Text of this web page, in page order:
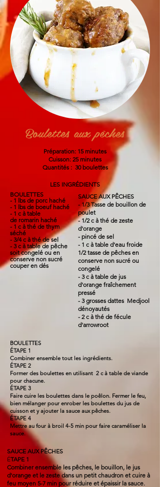
Boulettes aux pêches
LES INGRÉDIENTS
BOULETTES
ÉTAPE 1
Combiner ensemble tout les ingrédients.
ÉTAPE 2
Former des boulettes en utilisant 2 c à table de viande
pour chacune.
ÉTAPE 3
Faire cuire les boulettes dans le poêlon. Fermer le feu,
bien mélanger pour enrober les boulettes du jus de
cuisson et y ajouter la sauce aux pêches.
ÉTAPE 4
Mettre au four à broil 4-5 min pour faire caraméliser la
sauce.
Préparation: 15 minutes
Cuisson: 25 minutes
Quantités : 30 boulettes
BOULETTES
- 1 lbs de porc haché
- 1 lbs de boeuf haché
- 1 c à table
de romarin haché
- 1 c à thé de thym
séché
- 3/4 c à thé de sel
- 3 c à table de pêche
soit congelé ou en
conserve non sucré
couper en dés
SAUCE AUX PÊCHES
- 1/3 Tasse de bouillon de
poulet
- 1/2 c à thé de zeste
d'orange
- pincé de sel
- 1 c à table d'eau froide
1/2 tasse de pêches en
conserve non sucré ou
congelé
- 3 c à table de jus
d'orange fraîchement
pressé
- 3 grosses dattes Medjool
dénoyautés
- 2 c à thé de fécule
d'arrowroot
SAUCE AUX PÊCHES
ÉTAPE 1
Combiner ensemble les pêches, le bouillon, le jus
d'orange et le zeste dans un petit chaudron et cuire à
feu moyen 5-7 min pour réduire et épaissir la sauce.